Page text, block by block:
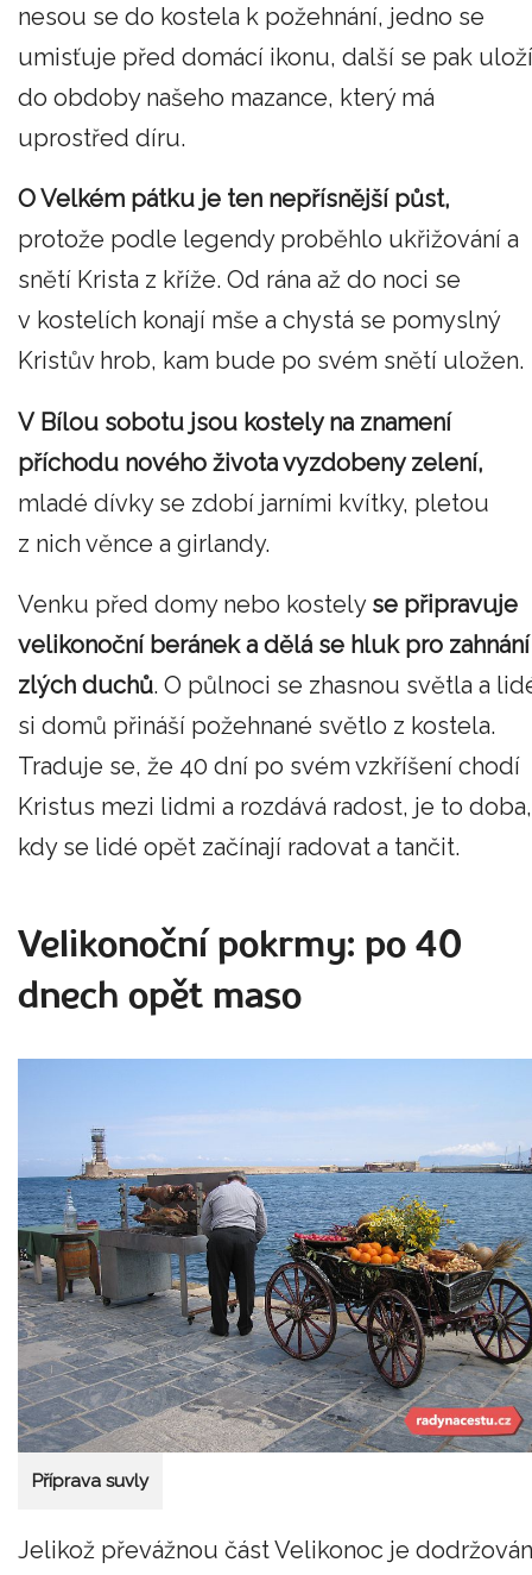
nesou se do kostela k požehnání, jedno se
umisťuje před domácí ikonu, další se pak uloží
do obdoby našeho mazance, který má
uprostřed díru.
O Velkém pátku je ten nepřísnější půst,
protože podle legendy proběhlo ukřižování a
snětí Krista z kříže. Od rána až do noci se
v kostelích konají mše a chystá se pomyslný
Kristův hrob, kam bude po svém snětí uložen.
V Bílou sobotu jsou kostely na znamení
příchodu nového života vyzdobeny zelení,
mladé dívky se zdobí jarními kvítky, pletou
z nich věnce a girlandy.
Venku před domy nebo kostely se připravuje
velikonoční beránek a dělá se hluk pro zahnání
zlých duchů. O půlnoci se zhasnou světla a
si domů přináší požehnané světlo z kostela.
Traduje se, že 40 dní po svém vzkříšení chodí
Kristus mezi lidmi a rozdává radost, je to doba,
kdy se lidé opět začínají radovat a tančit.
Velikonoční pokrmy: po 40
dnech opět maso
Příprava suvly
Jelikož převážnou část Velikonoc je dodržován